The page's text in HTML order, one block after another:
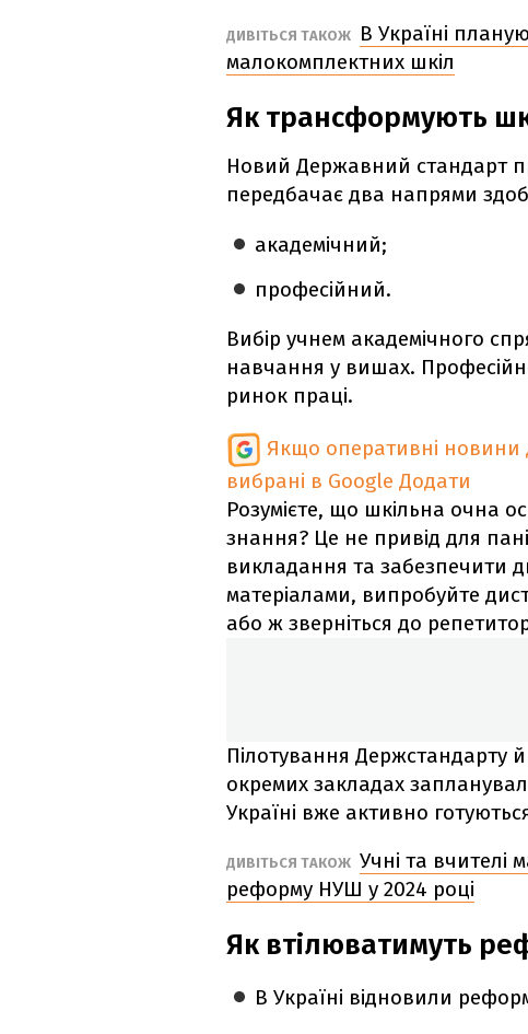
ДИВІТЬСЯ ТАКОЖ
В Україні
малокомплектних шкіл
Як трансформують
Новий Державний стандарт
передбачає два напрями
академічний;
професійний.
Вибір учнем академічного
навчання у вишах.
ринок праці.
Якщо оперативні новини
вибрані в Google Додати
Розумієте, що шкільна очна
знання? Це не привід для
викладання та забезпечити
матеріалами, випробуйте
або ж зверніться до
Пілотування Держстандарту
окремих закладах
Україні вже активно
ДИВІТЬСЯ ТАКОЖ Учні та вчителі
реформу НУШ у 2024 році
Як втілюватимуть
В Україні відновили